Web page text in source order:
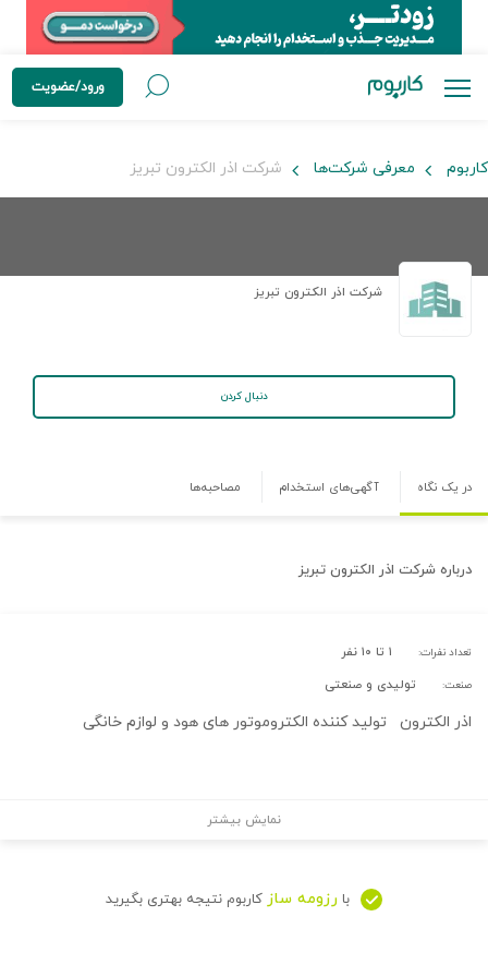
ورود/عضویت
کاربوم معرفی شرکت‌ها شرکت اذر الکترون تبریز
شرکت اذر الکترون تبریز
دنبال کردن
در یک نگاه آگهی‌های استخدام مصاحبه‌ها
درباره شرکت اذر الکترون تبریز
تعداد نفرات: ۱ تا ۱۰ نفر
صنعت: تولیدی و صنعتی
اذر الکترون تولید کننده الکتروموتور های هود و لوازم خانگی
نمایش بیشتر
با رزومه ساز کاربوم نتیجه بهتری بگیرید